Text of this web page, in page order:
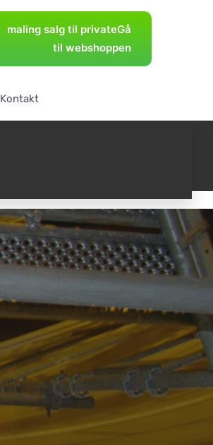
maling salg til privateGå
til webshoppen
Kontakt